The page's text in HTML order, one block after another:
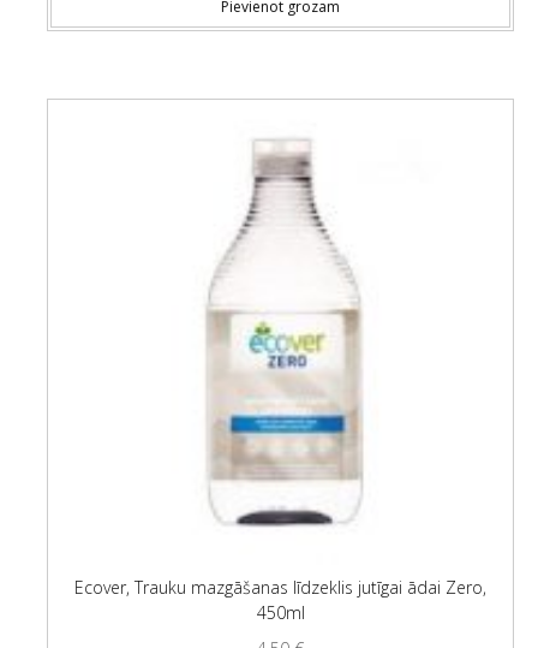
Pievienot grozam
Ecover, Trauku mazgāšanas līdzeklis jutīgai ādai Zero,
450ml